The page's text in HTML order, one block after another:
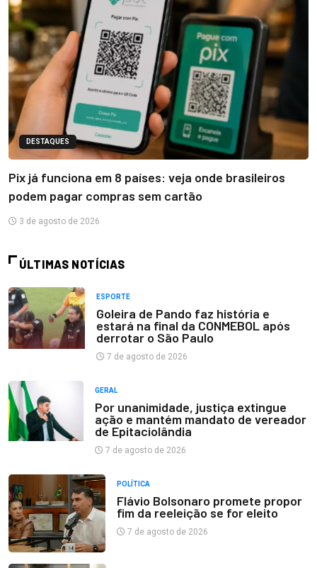
DESTAQUES
Pix já funciona em 8 países: veja onde brasileiros
podem pagar compras sem cartão
3 de agosto de 2026
ÚLTIMAS NOTÍCIAS
ESPORTE
Goleira de Pando faz história e
estará na final da CONMEBOL após
derrotar o São Paulo
7 de agosto de 2026
GERAL
Por unanimidade, justiça extingue
ação e mantém mandato de vereador
de Epitaciolândia
7 de agosto de 2026
POLÍTICA
Flávio Bolsonaro promete propor
fim da reeleição se for eleito
7 de agosto de 2026